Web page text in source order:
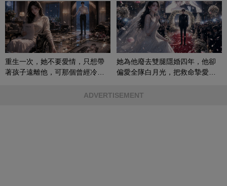
重生一次，她不要愛情，只想帶
著孩子遠離他，可那個曾經冷漠
她為他廢去雙腿隱婚四年，他卻
偏愛全隊白月光，把救命摯愛當
ADVERTISEMENT